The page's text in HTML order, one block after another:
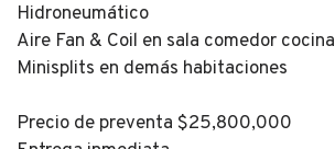
Hidroneumático
Aire Fan & Coil en sala comedor cocina
Minisplits en demás habitaciones
Precio de preventa $25,800,000